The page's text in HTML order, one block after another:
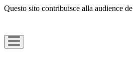
Questo sito contribuisce alla audience de